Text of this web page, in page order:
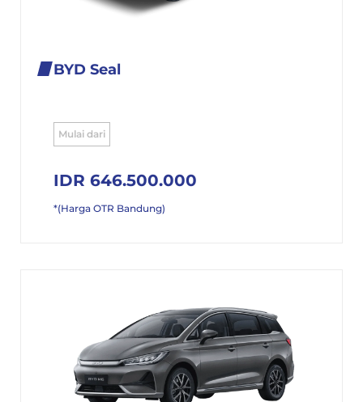
BYD Seal
Mulai dari
IDR 646.500.000
*(Harga OTR Bandung)